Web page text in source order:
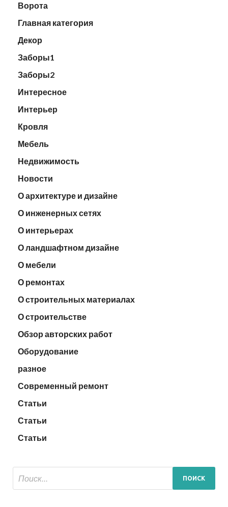
Ворота
Главная категория
Декор
Заборы1
Заборы2
Интересное
Интерьер
Кровля
Мебель
Недвижимость
Новости
О архитектуре и дизайне
О инженерных сетях
О интерьерах
О ландшафтном дизайне
О мебели
О ремонтах
О строительных материалах
О строительстве
Обзор авторских работ
Оборудование
разное
Современный ремонт
Статьи
Статьи
Статьи